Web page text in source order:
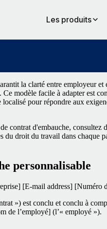
Les produits
la clarté entre employeur
modèle facile à adapter est
pour répondre aux
contrat d'embauche, consultez
du droit du travail dans chaque
personnalisable
[E-mail address] [Numéro
») est conclu et conclu à
de l’employé] (l’« employé »).